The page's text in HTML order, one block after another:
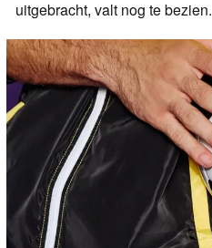
uitgebracht, valt nog te bezien.